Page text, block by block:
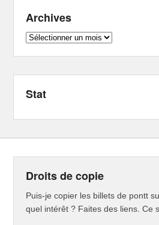
Archives
Archives
Stat
Droits de copie
Puis-je copier les billets de pontt
quel intérêt ? Faites des liens. Ce